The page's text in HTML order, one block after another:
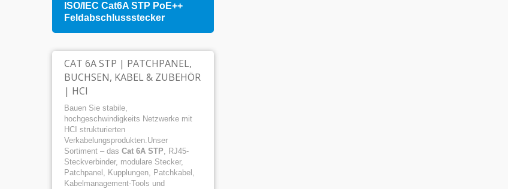
ISO/IEC Cat6A STP PoE++
Feldabschlussstecker
CAT 6A STP | PATCHPANEL,
BUCHSEN, KABEL & ZUBEHÖR
| HCI
Bauen Sie stabile,
hochgeschwindigkeits Netzwerke mit
HCI strukturierten
Verkabelungsprodukten.Unser
Sortiment – das Cat 6A STP, RJ45-
Steckverbinder, modulare Stecker,
Patchpanel, Kupplungen, Patchkabel,
Kabelmanagement-Tools und